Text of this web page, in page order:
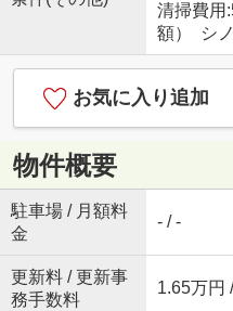
清掃費用
額） シ
お気に入り追加
物件概要
駐車場 / 月額料
金
- / -
更新料 / 更新事
務手数料
1.65万円